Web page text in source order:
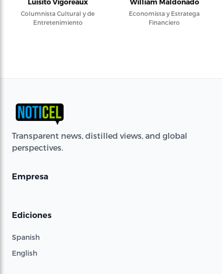
Luisito Vigoreaux
Columnista Cultural y de
Entretenimiento
William Maldonado
Economista y Estratega
Financiero
Transparent news, distilled views, and global
perspectives.
Empresa
Ediciones
Spanish
English